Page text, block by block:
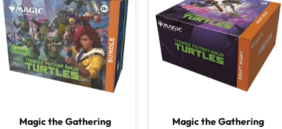
Magic the Gathering
Magic the Gathering